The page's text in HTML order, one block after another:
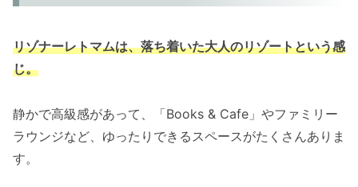
リゾナーレトマムは、落ち着いた大人のリゾートという感
じ。
静かで高級感があって、「Books & Cafe」やファミリー
ラウンジなど、ゆったりできるスペースがたくさんありま
す。